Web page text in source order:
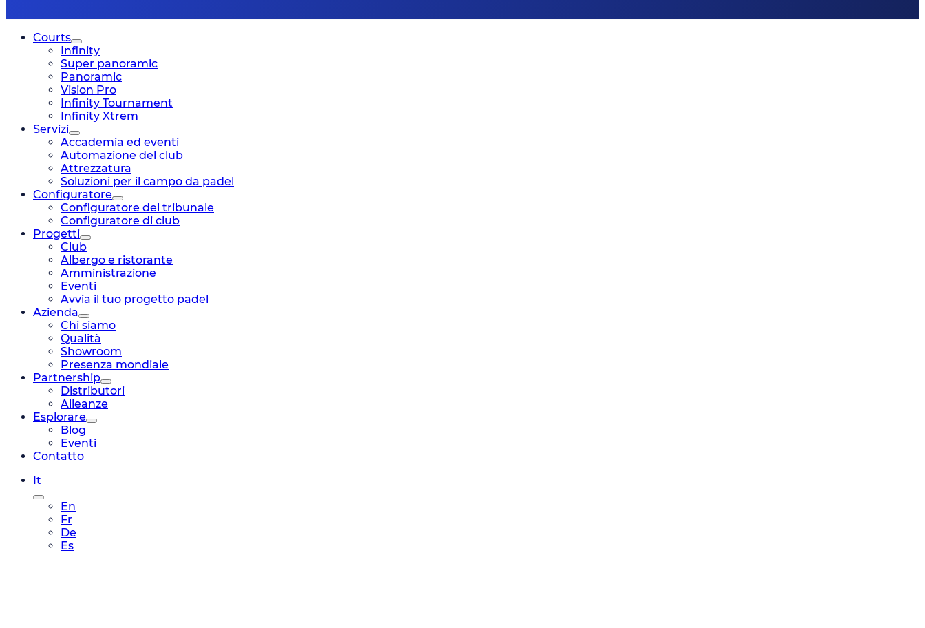
Courts
Infinity
Super panoramic
Panoramic
Vision Pro
Infinity Tournament
Infinity Xtrem
Servizi
Accademia ed eventi
Automazione del club
Attrezzatura
Soluzioni per il campo da padel
Configuratore
Configuratore del tribunale
Configuratore di club
Progetti
Club
Albergo e ristorante
Amministrazione
Eventi
Avvia il tuo progetto padel
Azienda
Chi siamo
Qualità
Showroom
Presenza mondiale
Partnership
Distributori
Alleanze
Esplorare
Blog
Eventi
Contatto
It
En
Fr
De
Es